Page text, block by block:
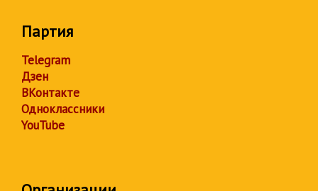
Партия
Telegram
Дзен
ВКонтакте
Одноклассники
YouTube